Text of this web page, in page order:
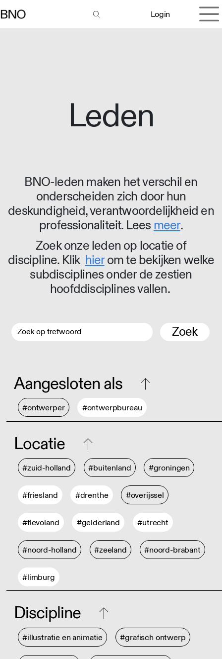
Login
Leden
BNO-leden maken het verschil en
onderscheiden zich door hun
deskundigheid, verantwoordelijkheid en
professionaliteit. Lees meer.
Zoek onze leden op locatie of
discipline. Klik hierom te bekijken welke
subdisciplines onder de zestien
hoofddisciplines vallen.
Zoek
Aangesloten als
#ontwerper #ontwerpbureau
Locatie
#zuid-holland #buitenland #groningen
#friesland #drenthe #overijssel
#flevoland #gelderland #utrecht
#noord-holland #zeeland #noord-brabant
#limburg
Discipline
#illustratie en animatie #grafisch ontwerp